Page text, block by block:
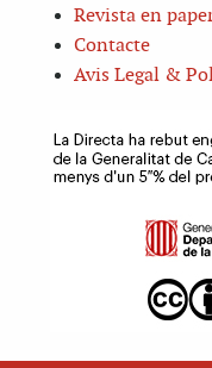
Revista en
Contacte
Avis Legal &